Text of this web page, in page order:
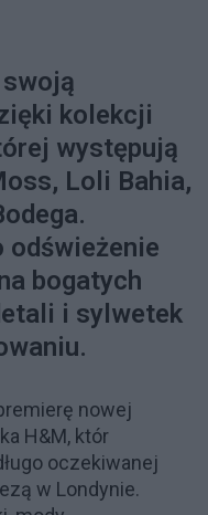
kolekcji
występują
Loli Bahia,
odświeżenie
bogatych
i sylwetek
nowej
H&M, któr
oczekiwanej
w Londynie.